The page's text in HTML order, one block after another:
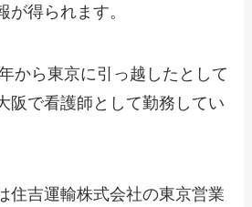
が得られます。
から東京に引っ越したとして
阪で看護師として勤務してい
住吉運輸株式会社の東京営業